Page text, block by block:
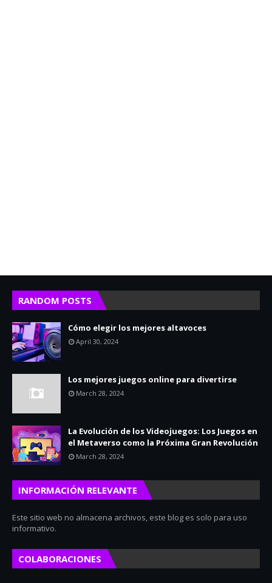
RANDOM POSTS
Cómo elegir los mejores altavoces
April 30, 2024
Los mejores juegos online para divertirse
March 28, 2024
La Evolución de los Videojuegos: Los Juegos en
el Metaverso como la Próxima Gran Revolución
March 28, 2024
INFORMACIÓN RELEVANTE
Este sitio web no almacena archivos, este blog es solo para uso
informativo.
COLABORACIONES